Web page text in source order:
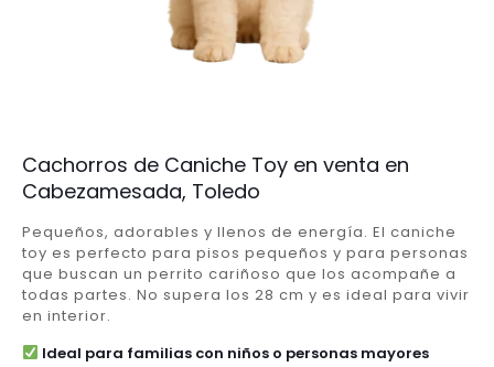
Cachorros de Caniche Toy en venta en
Cabezamesada, Toledo
Pequeños, adorables y llenos de energía. El caniche
toy es perfecto para pisos pequeños y para personas
que buscan un perrito cariñoso que los acompañe a
todas partes. No supera los 28 cm y es ideal para vivir
en interior.
Ideal para familias con niños o personas mayores